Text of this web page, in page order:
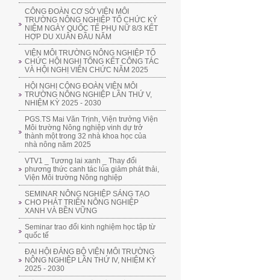
CÔNG ĐOÀN CƠ SỞ VIỆN MÔI
TRƯỜNG NÔNG NGHIỆP TỔ CHỨC KỶ
NIỆM NGÀY QUỐC TẾ PHỤ NỮ 8/3 KẾT
HỢP DU XUÂN ĐẦU NĂM
VIỆN MÔI TRƯỜNG NÔNG NGHIỆP TỔ
CHỨC HỘI NGHỊ TỔNG KẾT CÔNG TÁC
VÀ HỘI NGHỊ VIÊN CHỨC NĂM 2025
HỘI NGHỊ CÔNG ĐOÀN VIỆN MÔI
TRƯỜNG NÔNG NGHIỆP LẦN THỨ V,
NHIỆM KỲ 2025 - 2030
PGS.TS Mai Văn Trịnh, Viện trưởng Viện
Môi trường Nông nghiệp vinh dự trở
thành một trong 32 nhà khoa học của
nhà nông năm 2025
VTV1 _ Tương lai xanh _ Thay đổi
phương thức canh tác lúa giảm phát thải,
Viện Môi trường Nông nghiệp
SEMINAR NÔNG NGHIỆP SÁNG TẠO
CHO PHÁT TRIỂN NÔNG NGHIỆP
XANH VÀ BỀN VỮNG
Seminar trao đổi kinh nghiệm học tập từ
quốc tế
ĐẠI HỘI ĐẢNG BỘ VIỆN MÔI TRƯỜNG
NÔNG NGHIỆP LẦN THỨ IV, NHIỆM KỲ
2025 - 2030